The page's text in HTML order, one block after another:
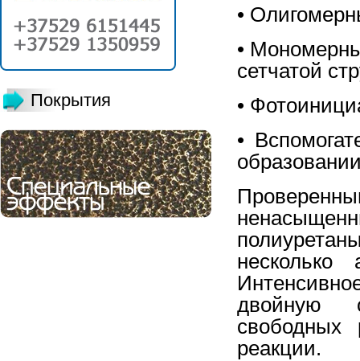
Покрытия
•
•
сетчатой
•
•
несколько
двойную
свободных
реакции.